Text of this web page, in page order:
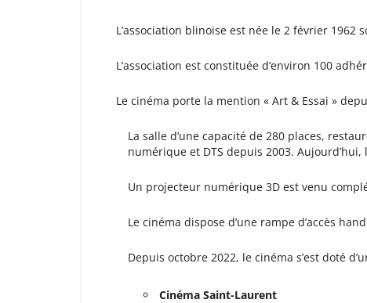
L’association blinoise est née le 2 février 1962
L’association est constituée d’environ 100
Le cinéma porte la mention « Art & Essai »
La salle d’une capacité de 280 places,
numérique et DTS depuis 2003. Aujourd’hui,
Un projecteur numérique 3D est venu
Le cinéma dispose d’une rampe d’accès
Depuis octobre 2022, le cinéma s’est doté
Cinéma Saint-Laurent